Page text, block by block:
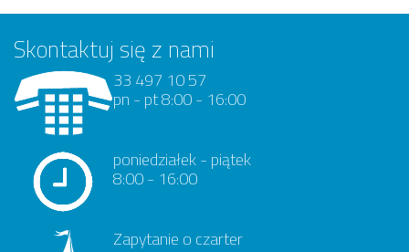
Skontaktuj się z nami
33 497 10 57
pn - pt 8:00 - 16:00
poniedziałek - piątek
8:00 - 16:00
Zapytanie o czarter